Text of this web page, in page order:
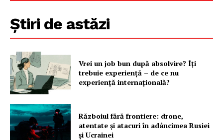
Știri de astăzi
Vrei un job bun după absolvire? Îți
trebuie experiență – de ce nu
experiență internațională?
Războiul fără frontiere: drone,
atentate și atacuri în adâncimea Rusiei
și Ucrainei